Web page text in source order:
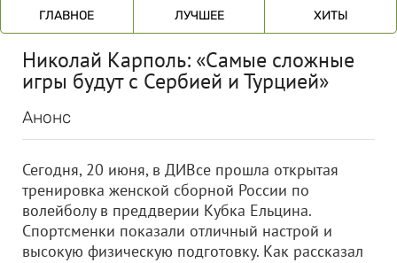
ГЛАВНОЕ ЛУЧШЕЕ ХИТЫ
Николай Карполь: «Самые сложные
игры будут с Сербией и Турцией»
Анонс
Сегодня, 20 июня, в ДИВсе прошла открытая
тренировка женской сборной России по
волейболу в преддверии Кубка Ельцина.
Спортсменки показали отличный настрой и
высокую физическую подготовку. Как рассказал